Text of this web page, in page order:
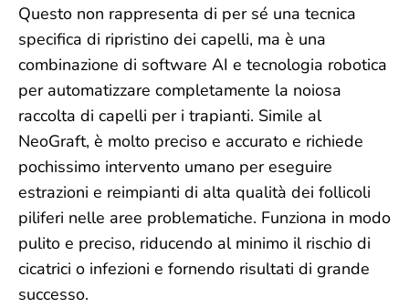
Questo non rappresenta di per sé una tecnica
specifica di ripristino dei capelli, ma è una
combinazione di software AI e tecnologia robotica
per automatizzare completamente la noiosa
raccolta di capelli per i trapianti. Simile al
NeoGraft, è molto preciso e accurato e richiede
pochissimo intervento umano per eseguire
estrazioni e reimpianti di alta qualità dei follicoli
piliferi nelle aree problematiche. Funziona in modo
pulito e preciso, riducendo al minimo il rischio di
cicatrici o infezioni e fornendo risultati di grande
successo.